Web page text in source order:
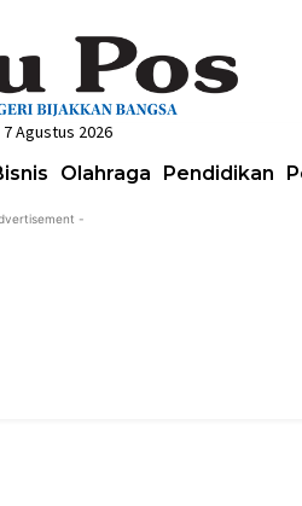
Agustus 2026
Olahraga Pendidikan
-